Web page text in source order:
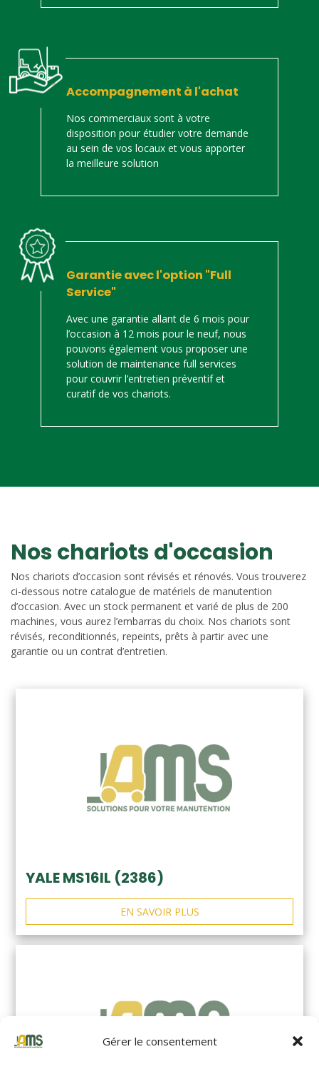
Gérer le consentement
Accompagnement à l'achat
Nos commerciaux sont à votre
disposition pour étudier votre demande
au sein de vos locaux et vous apporter
la meilleure solution
Garantie avec l'option "Full
Service"
Avec une garantie allant de 6 mois pour
l’occasion à 12 mois pour le neuf, nous
pouvons également vous proposer une
solution de maintenance full services
pour couvrir l’entretien préventif et
curatif de vos chariots.
Nos chariots d'occasion
Nos chariots d’occasion sont révisés et rénovés. Vous trouverez
ci-dessous notre catalogue de matériels de manutention
d’occasion. Avec un stock permanent et varié de plus de 200
machines, vous aurez l’embarras du choix. Nos chariots sont
révisés, reconditionnés, repeints, prêts à partir avec une
garantie ou un contrat d’entretien.
YALE MS16IL (2386)
EN SAVOIR PLUS